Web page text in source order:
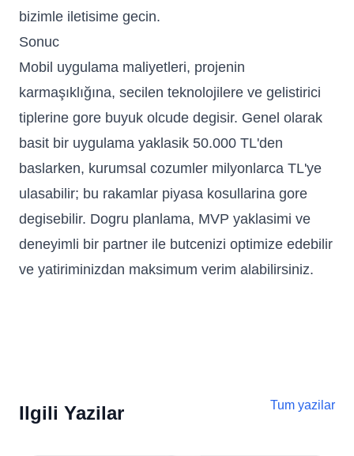
bizimle iletisime gecin.
Sonuc
Mobil uygulama maliyetleri, projenin
karmaşıklığına, secilen teknolojilere ve gelistirici
tiplerine gore buyuk olcude degisir. Genel olarak
basit bir uygulama yaklasik 50.000 TL'den
baslarken, kurumsal cozumler milyonlarca TL'ye
ulasabilir; bu rakamlar piyasa kosullarina gore
degisebilir. Dogru planlama, MVP yaklasimi ve
deneyimli bir partner ile butcenizi optimize edebilir
ve yatiriminizdan maksimum verim alabilirsiniz.
Ilgili Yazilar Tum yazilar